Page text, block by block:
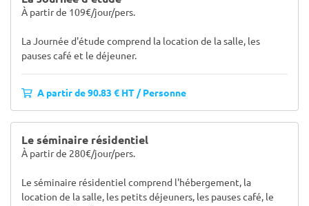
À partir de 109€/jour/pers.
La Journée d'étude comprend la location de la salle, les
pauses café et le déjeuner.
A partir de 90.83 € HT / Personne
Le séminaire résidentiel
À partir de 280€/jour/pers.
Le séminaire résidentiel comprend l'hébergement, la
location de la salle, les petits déjeuners, les pauses café, le